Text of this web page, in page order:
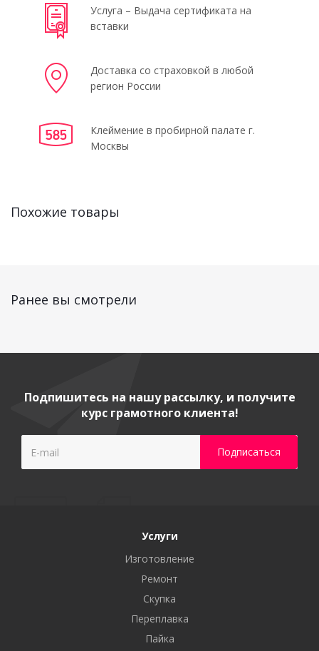
Услуга – Выдача сертификата на
вставки
Доставка со страховкой в любой
регион России
Клеймение в пробирной палате г.
Москвы
Похожие товары
Ранее вы смотрели
Подпишитесь на нашу рассылку, и получите
курс грамотного клиента!
Услуги
Изготовление
Ремонт
Скупка
Переплавка
Пайка